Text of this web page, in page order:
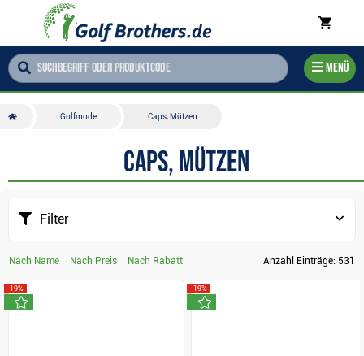
Menü
Golfmode Caps, Mützen
Caps, Mützen
Filter
Nach Name Nach Preis Nach Rabatt Anzahl Einträge: 531
-19% -19%